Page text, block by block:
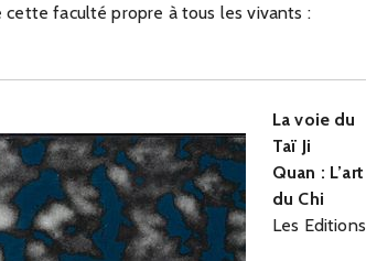
cette faculté propre à tous les vivants :
La voie du
Taï Ji
Quan : L’art
du Chi
Les Editions